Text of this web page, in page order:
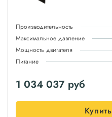
Производительность
Максимальное давление
Мощность двигателя
Питание
1 034 037 руб
Купить